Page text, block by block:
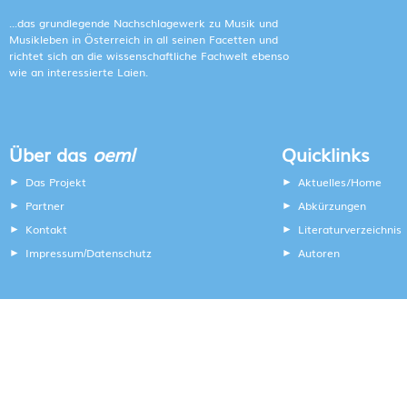
...das grundlegende Nachschlagewerk zu Musik und
Musikleben in Österreich in all seinen Facetten und
richtet sich an die wissenschaftliche Fachwelt ebenso
wie an interessierte Laien.
Über das oeml
Das Projekt
Partner
Kontakt
Impressum/Datenschutz
Quicklinks
Aktuelles/Home
Abkürzungen
Literaturverzeichnis
Autoren